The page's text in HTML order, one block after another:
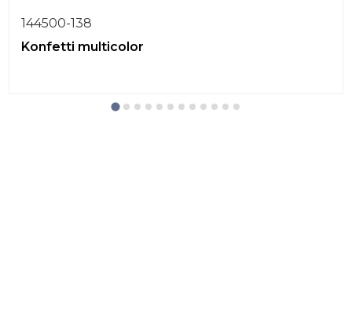
144500-138
Konfetti multicolor